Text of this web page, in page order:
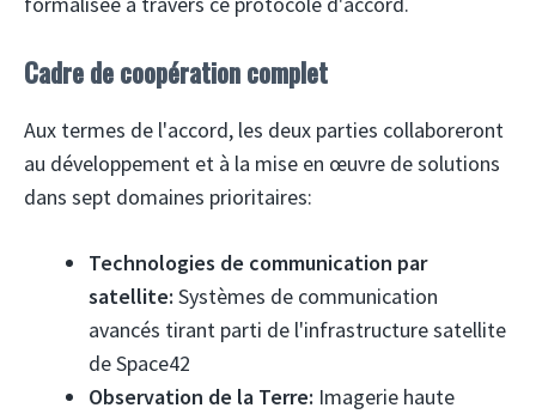
Cadre de coopération complet
Aux termes de l'accord, les deux parties collaboreront
au développement et à la mise en œuvre de solutions
dans sept domaines prioritaires:
Technologies de communication par
satellite: Systèmes de communication
avancés tirant parti de l'infrastructure satellite
de Space42
Observation de la Terre: Imagerie haute